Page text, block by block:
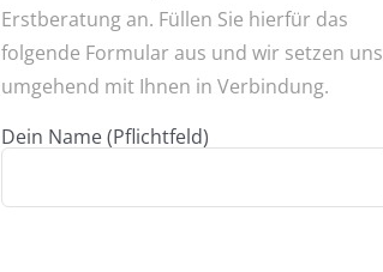
Erstberatung an. Füllen Sie hierfür das
folgende Formular aus und wir setzen uns
umgehend mit Ihnen in Verbindung.
Dein Name (Pflichtfeld)